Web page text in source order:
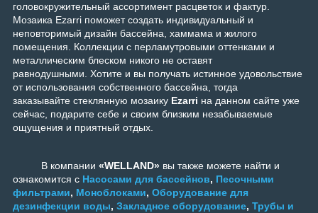
головокружительный ассортимент расцветок и фактур.
Мозаика Ezarri поможет создать индивидуальный и
неповторимый дизайн бассейна, хаммама и жилого
помещения. Коллекции с перламутровыми оттенками и
металлическим блеском никого не оставят
равнодушными. Хотите и вы получать истинное удовольствие
от использования собственного бассейна, тогда
заказывайте стеклянную мозаику Ezarri на данном сайте уже
сейчас, подарите себе и своим близким незабываемые
ощущения и приятный отдых.
В компании «WELLAND» вы также можете найти и
ознакомится с Насосами для бассейнов, Песочными
фильтрами, Моноблоками, Оборудование для
дезинфекции воды, Закладное оборудование, Трубы и